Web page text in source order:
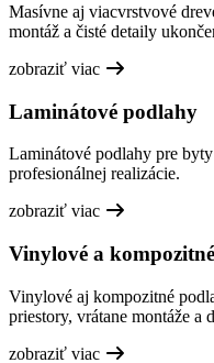
Masívne aj viacvrstvové
montáž a čisté detaily
zobraziť viac
Laminátové podlahy
Laminátové podlahy pre
profesionálnej realizácie.
zobraziť viac
Vinylové a
Vinylové aj kompozitné
priestory, vrátane montáže a
zobraziť viac